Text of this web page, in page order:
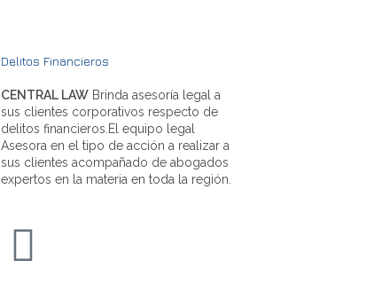
Delitos Financieros
CENTRAL LAW Brinda asesoría legal a
sus clientes corporativos respecto de
delitos financieros.El equipo legal
Asesora en el tipo de acción a realizar a
sus clientes acompañado de abogados
expertos en la materia en toda la región.